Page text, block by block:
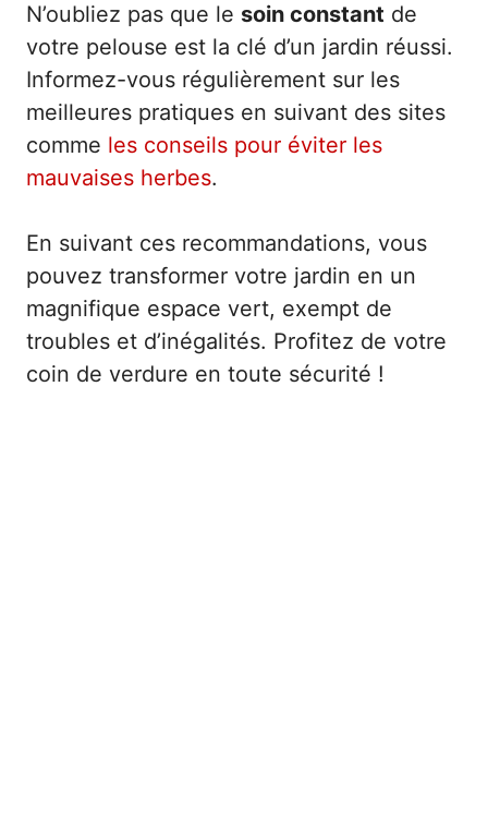
N’oubliez pas que le soin constant de
votre pelouse est la clé d’un jardin réussi.
Informez-vous régulièrement sur les
meilleures pratiques en suivant des sites
comme les conseils pour éviter les
mauvaises herbes.
En suivant ces recommandations, vous
pouvez transformer votre jardin en un
magnifique espace vert, exempt de
troubles et d’inégalités. Profitez de votre
coin de verdure en toute sécurité !